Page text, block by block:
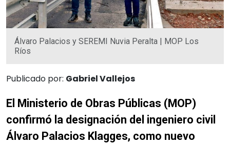
Álvaro Palacios y SEREMI Nuvia Peralta | MOP Los
Ríos
Publicado por: Gabriel Vallejos
El Ministerio de Obras Públicas (MOP)
confirmó la designación del ingeniero civil
Álvaro Palacios Klagges, como nuevo